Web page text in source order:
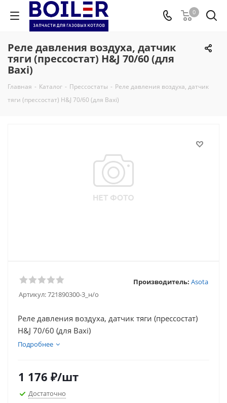
0
Реле давления воздуха, датчик
тяги (прессостат) H&J 70/60 (для
Baxi)
Главная - Каталог - Прессостаты - Реле давления воздуха, датчик
тяги (прессостат) H&J 70/60 (для Baxi)
Артикул:721890300-3_н/о
Производитель: Asota
Реле давления воздуха, датчик тяги (прессостат)
H&J 70/60 (для Baxi)
Подробнее
1 176 ₽/шт
Достаточно